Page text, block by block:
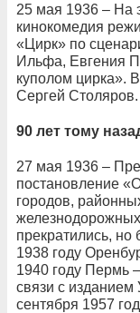
25 мая 1936 – На
кинокомедия
«Цирк» по
Ильфа, Евгения
куполом цирка».
Сергей
90 лет тому
27 мая 1936 –
постановление
городов,
прекратились,
1938 году
1940 году Пермь
связи с
сентября 1957